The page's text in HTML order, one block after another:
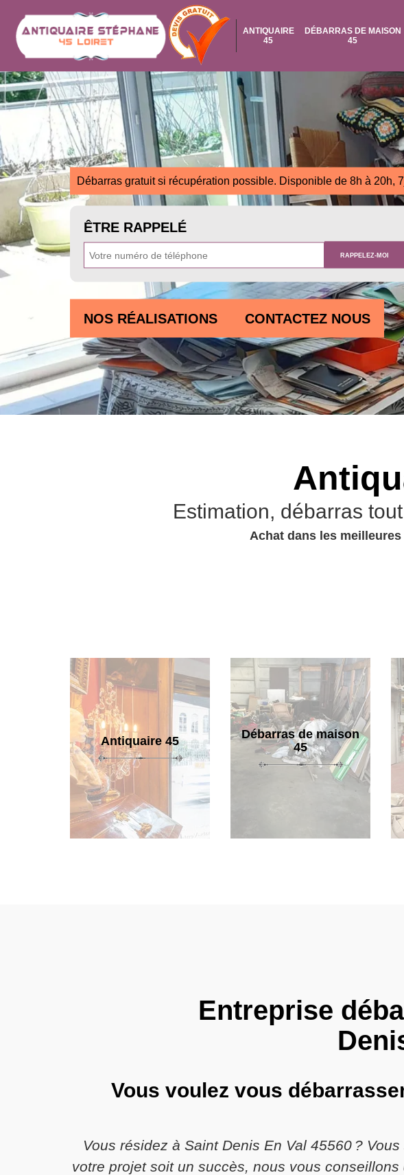
ANTIQUAIRE
45
DÉBARRAS DE MAISON
45
Débarras gratuit si récupération possible. Disponible de 8h à 20h,
ÊTRE RAPPELÉ
NOS RÉALISATIONS CONTACTEZ NOUS
Estimation, débarras
Achat dans les
Antiquaire 45
Débarras de maison
45
Entreprise
Vous voulez vous
Vous résidez à Saint Denis En Val 45560 ?
votre projet soit un succès, nous vous